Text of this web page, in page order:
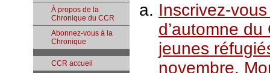
À propos de la
Chronique du CCR
Abonnez-vous à la
Chronique
CCR accueil
Inscrivez-
d’automne
jeunes
novembre,